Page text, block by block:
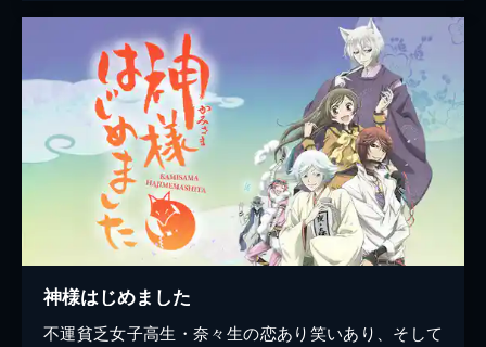
神様はじめました
不運貧乏女子高生・奈々生の恋あり笑いあり、そして